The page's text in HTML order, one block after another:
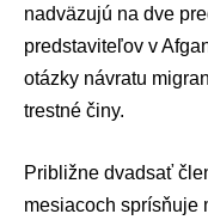
nadväzujú na dve
predstaviteľov v
otázky návratu
trestné činy.
Približne dvadsať
mesiacoch sprísňuje